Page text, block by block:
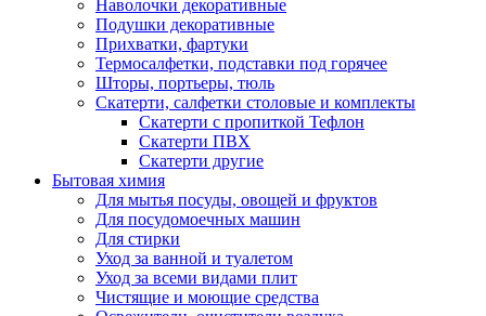
Наволочки декоративные
Подушки декоративные
Прихватки, фартуки
Термосалфетки, подставки под горячее
Шторы, портьеры, тюль
Скатерти, салфетки столовые и комплекты
Скатерти с пропиткой Тефлон
Скатерти ПВХ
Скатерти другие
Бытовая химия
Для мытья посуды, овощей и фруктов
Для посудомоечных машин
Для стирки
Уход за ванной и туалетом
Уход за всеми видами плит
Чистящие и моющие средства